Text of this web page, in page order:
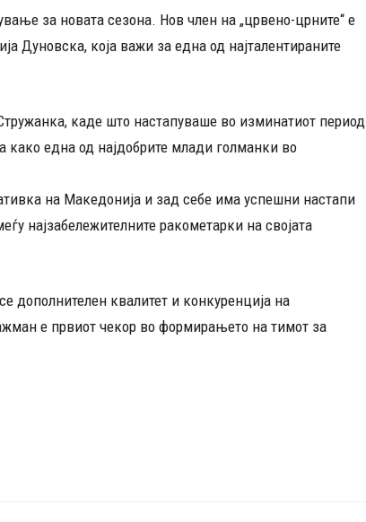
за новата сезона. Нов член на „црвено-црните“ е
Дуновска, која важи за една од најталентираните
каде што настапуваше во изминатиот период
како една од најдобрите млади голманки во
на Македонија и зад себе има успешни настапи
најзабележителните ракометарки на својата
дополнителен квалитет и конкуренција на
е првиот чекор во формирањето на тимот за